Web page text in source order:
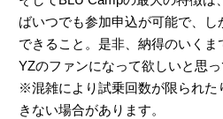
ばいつでも参加申込が可能で、
できること。是非、納得のいくま
YZのファンになって欲しいと思っ
※混雑により試乗回数が限られた
きない場合があります。